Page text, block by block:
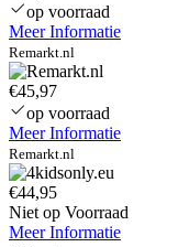
op voorraad
Meer Informatie
Remarkt.nl
€45,97
op voorraad
Meer Informatie
Remarkt.nl
€44,95
Niet op Voorraad
Meer Informatie